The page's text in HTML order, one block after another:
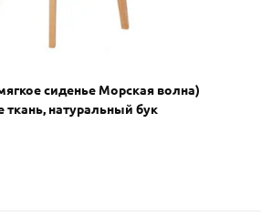
сиденье Морская волна)
ткань, натуральный бук